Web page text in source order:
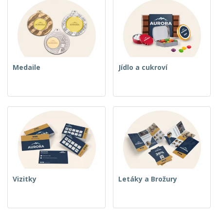
Medaile Jídlo a cukroví
Vizitky Letáky a Brožury